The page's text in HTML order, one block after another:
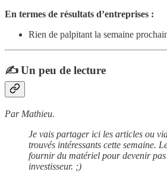
En termes de résultats d’entreprises :
Rien de palpitant la semaine
✍️ Un peu de lecture
Par Mathieu.
Je vais partager ici les articles ou
trouvés intéressants cette semaine.
fournir du matériel pour devenir
investisseur. ;)